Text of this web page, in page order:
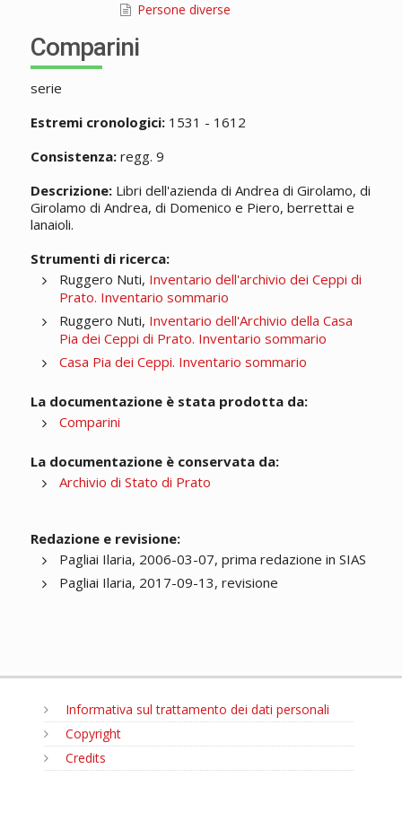
Persone diverse
Comparini
serie
Estremi cronologici:1531 - 1612
Consistenza:regg. 9
Descrizione:Libri dell'azienda di Andrea di Girolamo, di
Girolamo di Andrea, di Domenico e Piero, berrettai e
lanaioli.
Strumenti di ricerca:
Ruggero Nuti, Inventario dell'archivio dei Ceppi di
Prato. Inventario sommario
Ruggero Nuti, Inventario dell'Archivio della Casa
Pia dei Ceppi di Prato. Inventario sommario
Casa Pia dei Ceppi. Inventario sommario
La documentazione è stata prodotta da:
Comparini
La documentazione è conservata da:
Archivio di Stato di Prato
Redazione e revisione:
Pagliai Ilaria, 2006-03-07, prima redazione in SIAS
Pagliai Ilaria, 2017-09-13, revisione
Informativa sul trattamento dei dati personali
Copyright
Credits